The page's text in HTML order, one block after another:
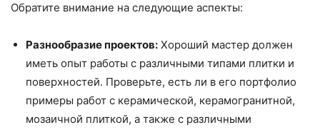
Обратите внимание на следующие аспекты:
Разнообразие проектов: Хороший мастер должен
иметь опыт работы с различными типами плитки и
поверхностей. Проверьте, есть ли в его портфолио
примеры работ с керамической, керамогранитной,
мозаичной плиткой, а также с различными